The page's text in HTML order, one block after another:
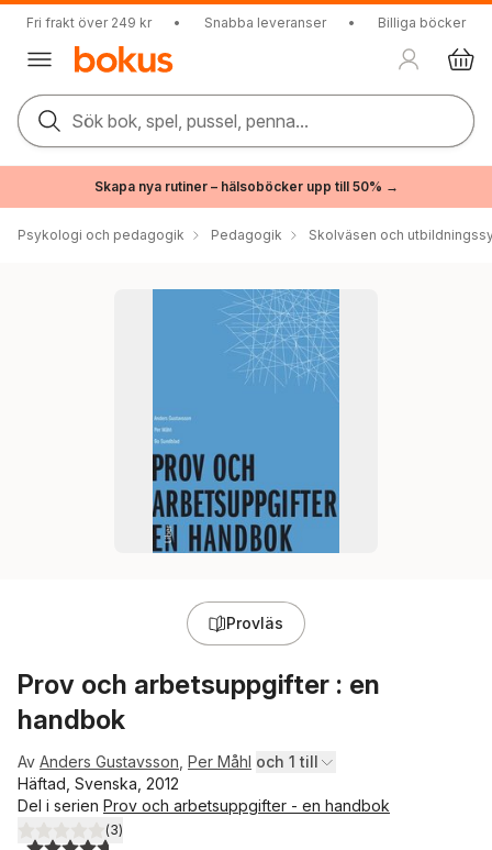
Fri frakt över 249 kr • Snabba leveranser • Billiga böcker
Sök bok, spel, pussel, penna...
Skapa nya rutiner – hälsoböcker upp till 50% →
Psykologi och pedagogik Pedagogik Skolväsen och
Provläs
Prov och arbetsuppgifter : en
handbok
Av Anders Gustavsson Per Måhl och 1 till
Häftad, Svenska, 2012
Del i serien Prov och arbetsuppgifter - en handbok
4,7utav 5 stjärnor. Totalt antal röster:
(3)